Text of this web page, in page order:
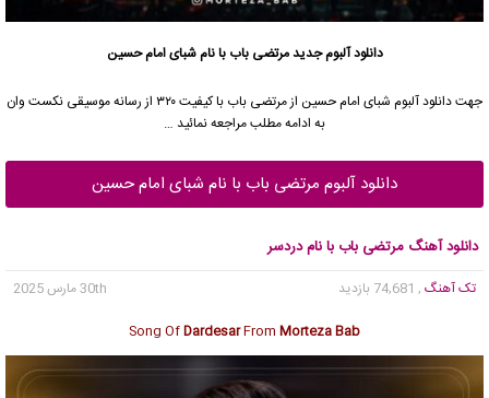
دانلود آلبوم جدیدمرتضی باب با نام شبای امام حسین
جهتدانلود آلبوم شبای امام حسین ازمرتضی باب
با کیفیت ۳۲۰ از رسانه موسیقی نکست وان
به ادامه مطلب مراجعه نمائید …
دانلود آلبوم مرتضی باب با نام شبای امام حسین
دانلود آهنگ مرتضی باب با نام دردسر
تک آهنگ , 74,681 بازدید
30th مارس 2025
Song OfDardesarFrom Morteza Bab